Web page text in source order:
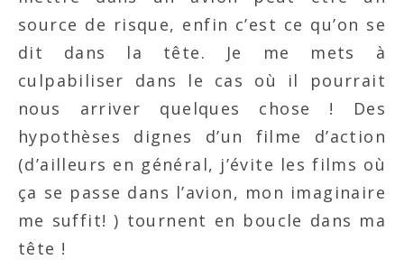
source de risque, enfin c’est ce qu’on se
dit dans la tête. Je me mets à
culpabiliser dans le cas où il pourrait
nous arriver quelques chose ! Des
hypothèses dignes d’un filme d’action
(d’ailleurs en général, j’évite les films où
ça se passe dans l’avion, mon imaginaire
me suffit! ) tournent en boucle dans ma
tête !